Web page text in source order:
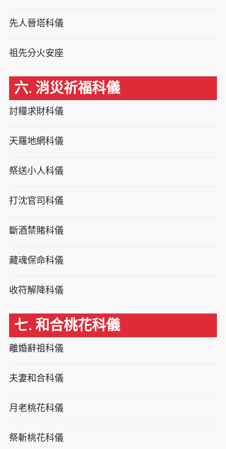
先人晉塔科儀
祖先分火安座
六. 消災祈福科儀
討糧求財科儀
天羅地網科儀
祭送小人科儀
打沈官司科儀
斷酒禁賭科儀
藏魂保命科儀
收符解降科儀
七. 和合桃花科儀
離婚辭祖科儀
夫妻和合科儀
月老桃花科儀
祭斬桃花科儀